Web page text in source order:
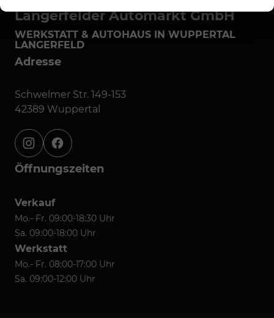
Langerfelder Automarkt GmbH
WERKSTATT & AUTOHAUS IN WUPPERTAL
LANGERFELD
Adresse
Schwelmer Str. 149-153
42389 Wuppertal
instagramfacebook
Öffnungszeiten
Verkauf
Mo.- Fr. 09:00-18:30 Uhr
Sa. 09:00-18:00 Uhr
Werkstatt
Mo.- Fr. 08:00-17:00 Uhr
Sa. 09:00-12:00 Uhr